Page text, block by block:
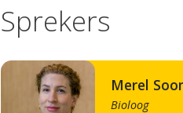
Sprekers
Merel
Bioloog